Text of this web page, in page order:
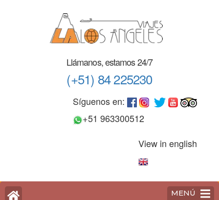
Llámanos, estamos 24/7
(+51) 84 225230
Síguenos en:
+51 963300512
View in english
MENÚ